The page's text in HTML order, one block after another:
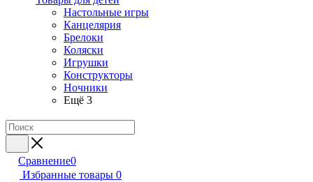
Настольные игры
Канцелярия
Брелоки
Коляски
Игрушки
Конструкторы
Ночники
Ещё 3
Сравнение0
Избранные товары 0